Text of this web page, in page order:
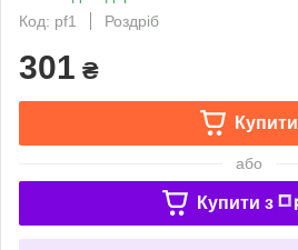
Код: pf1
Роздріб
301 ₴
Купити
або
Купити з